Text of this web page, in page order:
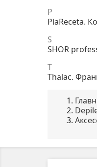
P
PlaReceta.
S
SHOR
T
Thalac.